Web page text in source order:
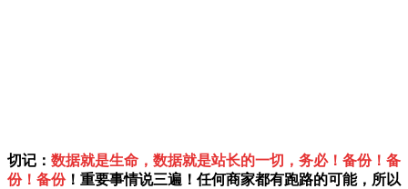
切记： 数据就是生命，数据就是站长的一切，务必！备份！备
份！备份！重要事情说三遍！任何商家都有跑路的可能，所以